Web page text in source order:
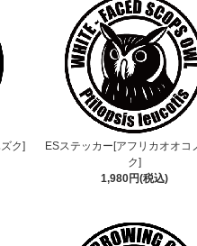
ク]
ESステッカー[アフリカオオコ
ク]
1,980円(税込)